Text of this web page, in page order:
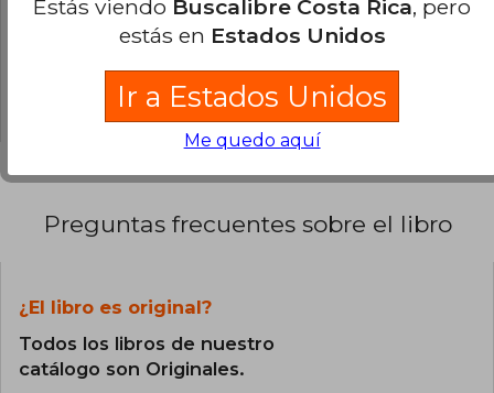
0% (0)
0% (0)
Preguntas frecuentes sobre el libro
¿El libro es original?
Todos los libros de nuestro
catálogo son Originales.
Estás viendo Buscalibre Costa Rica, pero
estás en Estados Unidos
Ir a Estados Unidos
Me quedo aquí